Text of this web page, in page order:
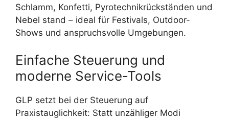
Schlamm, Konfetti, Pyrotechnikrückständen und
Nebel stand – ideal für Festivals, Outdoor-
Shows und anspruchsvolle Umgebungen.
Einfache Steuerung und
moderne Service-Tools
GLP setzt bei der Steuerung auf
Praxistauglichkeit: Statt unzähliger Modi